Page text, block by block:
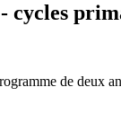
cycles
de deux